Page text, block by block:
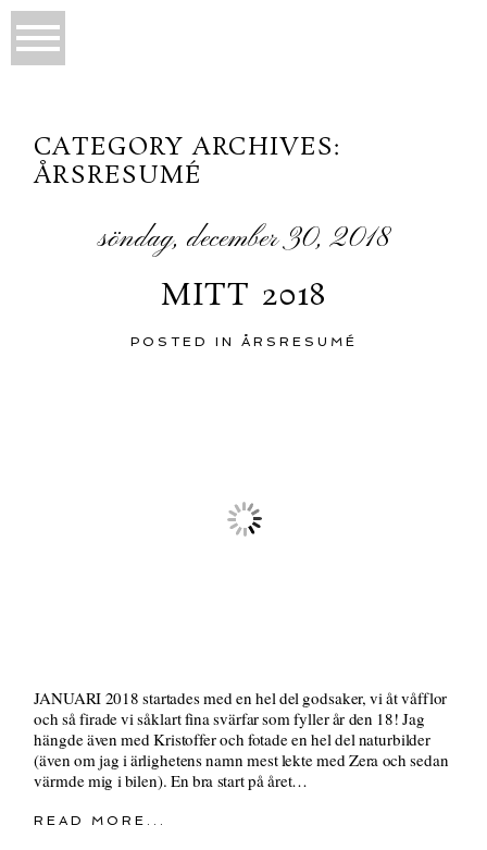
CATEGORY ARCHIVES:
ÅRSRESUMÉ
söndag, december 30, 2018
MITT 2018
POSTED IN ÅRSRESUMÉ
JANUARI 2018 startades med en hel del godsaker, vi åt våfflor
och så firade vi såklart fina svärfar som fyller år den 18! Jag
hängde även med Kristoffer och fotade en hel del naturbilder
(även om jag i ärlighetens namn mest lekte med Zera och sedan
värmde mig i bilen). En bra start på året…
READ MORE...